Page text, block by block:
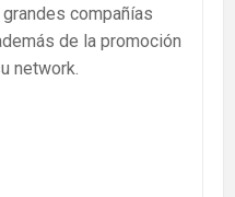
compañías
de la promoción
network.